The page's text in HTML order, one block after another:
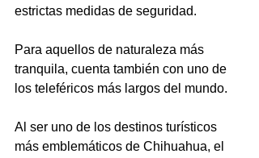
estrictas medidas de seguridad.
Para aquellos de naturaleza más
tranquila, cuenta también con uno de
los teleféricos más largos del mundo.
Al ser uno de los destinos turísticos
más emblemáticos de Chihuahua, el